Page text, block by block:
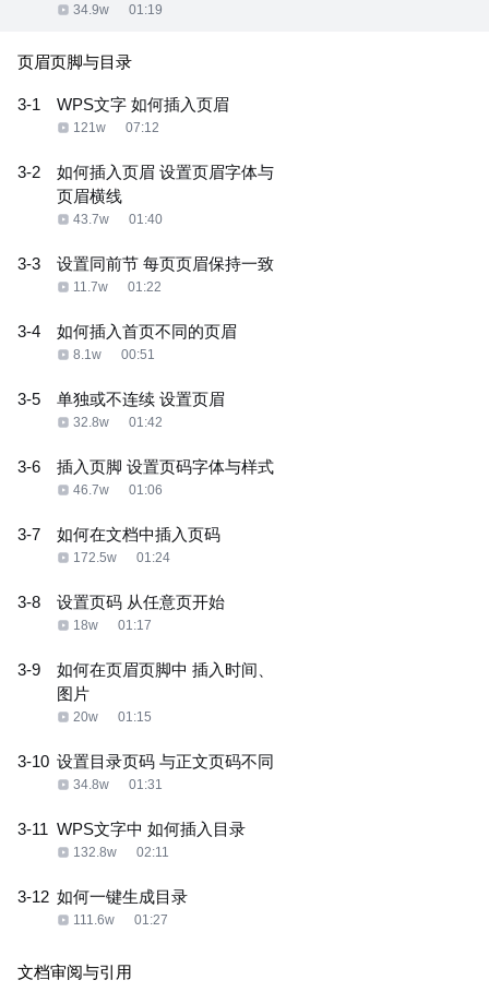
34.9w 01:19
页眉页脚与目录
3-1 WPS文字 如何插入页眉
121w 07:12
3-2
如何插入页眉 设置页眉字体与
页眉横线
43.7w 01:40
3-3 设置同前节 每页页眉保持一致
11.7w 01:22
3-4 如何插入首页不同的页眉
8.1w 00:51
3-5 单独或不连续 设置页眉
32.8w 01:42
3-6 插入页脚 设置页码字体与样式
46.7w 01:06
3-7 如何在文档中插入页码
172.5w 01:24
3-8 设置页码 从任意页开始
18w 01:17
3-9
如何在页眉页脚中 插入时间、
图片
20w 01:15
3-10 设置目录页码 与正文页码不同
34.8w 01:31
3-11 WPS文字中 如何插入目录
132.8w 02:11
3-12 如何一键生成目录
111.6w 01:27
文档审阅与引用